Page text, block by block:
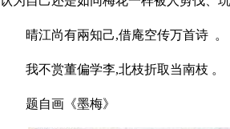
晴江尚有兩知己,借庵空传万首诗 。
我不赏董偏学李,北枝折取当南枝 。
题自画《墨梅》